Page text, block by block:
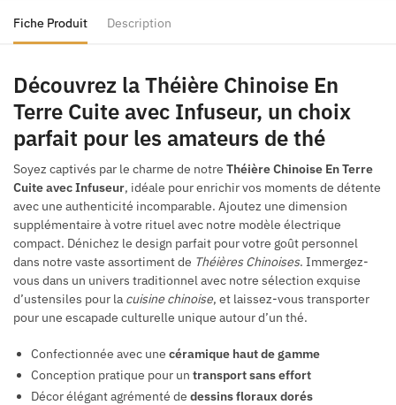
Fiche Produit Description
Découvrez la Théière Chinoise En
Terre Cuite avec Infuseur, un choix
parfait pour les amateurs de thé
Soyez captivés par le charme de notre Théière Chinoise En Terre
Cuite avec Infuseur, idéale pour enrichir vos moments de détente
avec une authenticité incomparable. Ajoutez une dimension
supplémentaire à votre rituel avec notre modèle électrique
compact. Dénichez le design parfait pour votre goût personnel
dans notre vaste assortiment de Théières Chinoises. Immergez-
vous dans un univers traditionnel avec notre sélection exquise
d’ustensiles pour la cuisine chinoise, et laissez-vous transporter
pour une escapade culturelle unique autour d’un thé.
Confectionnée avec une céramique haut de gamme
Conception pratique pour un transport sans effort
Décor élégant agrémenté de dessins floraux dorés